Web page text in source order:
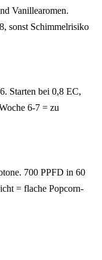
Vanillearomen.
sonst Schimmelrisiko
Starten bei 0,8 EC,
6-7 = zu
700 PPFD in 60
= flache Popcorn-